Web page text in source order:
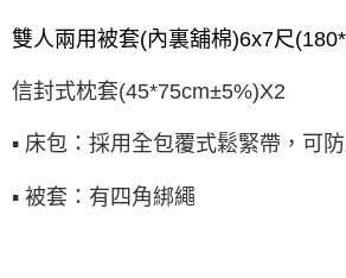
雙人兩用被套(內裏舖棉)6x7尺
信封式枕套(45*75cm±5%)X2
▪ 床包：採用全包覆式鬆緊帶，可
▪ 被套：有四角綁繩